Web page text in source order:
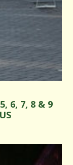
6, 7, 8 & 9